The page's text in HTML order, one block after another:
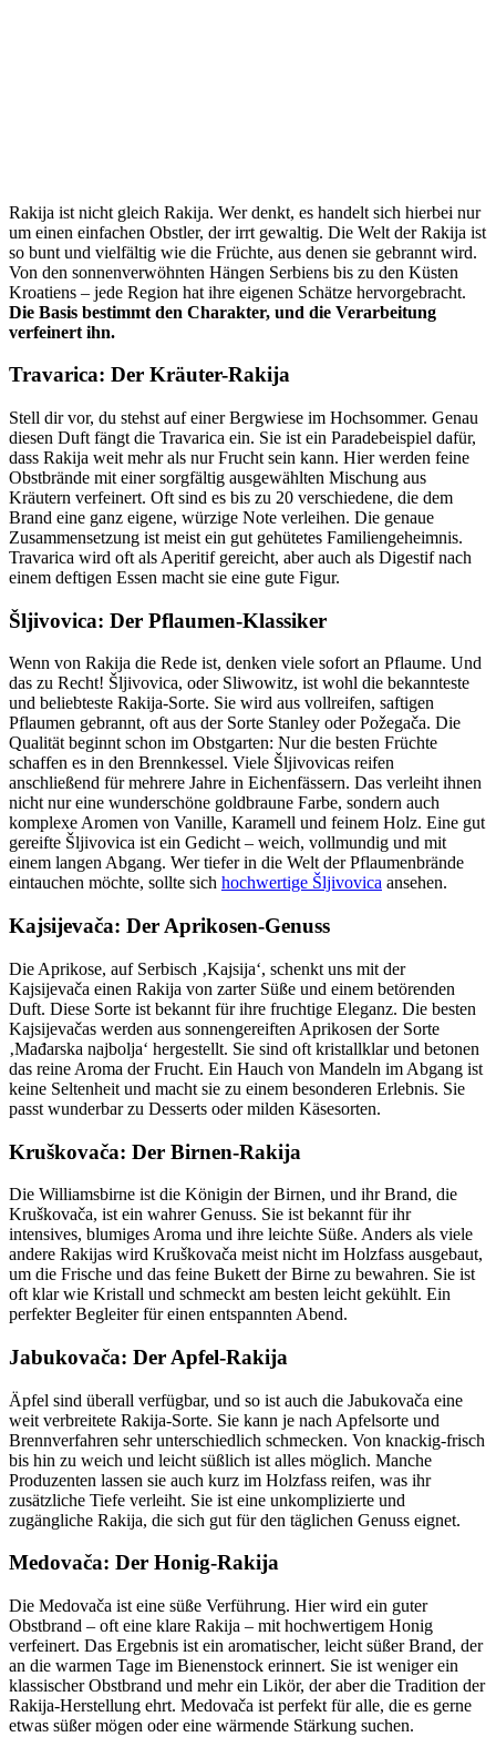
Rakija ist nicht gleich Rakija. Wer denkt, es handelt sich hierbei nur
um einen einfachen Obstler, der irrt gewaltig. Die Welt der Rakija ist
so bunt und vielfältig wie die Früchte, aus denen sie gebrannt wird.
Von den sonnenverwöhnten Hängen Serbiens bis zu den Küsten
Kroatiens – jede Region hat ihre eigenen Schätze hervorgebracht.
Die Basis bestimmt den Charakter, und die Verarbeitung
verfeinert ihn.
Travarica: Der Kräuter-Rakija
Stell dir vor, du stehst auf einer Bergwiese im Hochsommer. Genau
diesen Duft fängt die Travarica ein. Sie ist ein Paradebeispiel dafür,
dass Rakija weit mehr als nur Frucht sein kann. Hier werden feine
Obstbrände mit einer sorgfältig ausgewählten Mischung aus
Kräutern verfeinert. Oft sind es bis zu 20 verschiedene, die dem
Brand eine ganz eigene, würzige Note verleihen. Die genaue
Zusammensetzung ist meist ein gut gehütetes Familiengeheimnis.
Travarica wird oft als Aperitif gereicht, aber auch als Digestif nach
einem deftigen Essen macht sie eine gute Figur.
Šljivovica: Der Pflaumen-Klassiker
Wenn von Rakija die Rede ist, denken viele sofort an Pflaume. Und
das zu Recht! Šljivovica, oder Sliwowitz, ist wohl die bekannteste
und beliebteste Rakija-Sorte. Sie wird aus vollreifen, saftigen
Pflaumen gebrannt, oft aus der Sorte Stanley oder Požegača. Die
Qualität beginnt schon im Obstgarten: Nur die besten Früchte
schaffen es in den Brennkessel. Viele Šljivovicas reifen
anschließend für mehrere Jahre in Eichenfässern. Das verleiht ihnen
nicht nur eine wunderschöne goldbraune Farbe, sondern auch
komplexe Aromen von Vanille, Karamell und feinem Holz. Eine gut
gereifte Šljivovica ist ein Gedicht – weich, vollmundig und mit
einem langen Abgang. Wer tiefer in die Welt der Pflaumenbrände
eintauchen möchte, sollte sich hochwertige Šljivovica ansehen.
Kajsijevača: Der Aprikosen-Genuss
Die Aprikose, auf Serbisch ‚Kajsija‘, schenkt uns mit der
Kajsijevača einen Rakija von zarter Süße und einem betörenden
Duft. Diese Sorte ist bekannt für ihre fruchtige Eleganz. Die besten
Kajsijevačas werden aus sonnengereiften Aprikosen der Sorte
‚Mađarska najbolja‘ hergestellt. Sie sind oft kristallklar und betonen
das reine Aroma der Frucht. Ein Hauch von Mandeln im Abgang ist
keine Seltenheit und macht sie zu einem besonderen Erlebnis. Sie
passt wunderbar zu Desserts oder milden Käsesorten.
Kruškovača: Der Birnen-Rakija
Die Williamsbirne ist die Königin der Birnen, und ihr Brand, die
Kruškovača, ist ein wahrer Genuss. Sie ist bekannt für ihr
intensives, blumiges Aroma und ihre leichte Süße. Anders als viele
andere Rakijas wird Kruškovača meist nicht im Holzfass ausgebaut,
um die Frische und das feine Bukett der Birne zu bewahren. Sie ist
oft klar wie Kristall und schmeckt am besten leicht gekühlt. Ein
perfekter Begleiter für einen entspannten Abend.
Jabukovača: Der Apfel-Rakija
Äpfel sind überall verfügbar, und so ist auch die Jabukovača eine
weit verbreitete Rakija-Sorte. Sie kann je nach Apfelsorte und
Brennverfahren sehr unterschiedlich schmecken. Von knackig-frisch
bis hin zu weich und leicht süßlich ist alles möglich. Manche
Produzenten lassen sie auch kurz im Holzfass reifen, was ihr
zusätzliche Tiefe verleiht. Sie ist eine unkomplizierte und
zugängliche Rakija, die sich gut für den täglichen Genuss eignet.
Medovača: Der Honig-Rakija
Die Medovača ist eine süße Verführung. Hier wird ein guter
Obstbrand – oft eine klare Rakija – mit hochwertigem Honig
verfeinert. Das Ergebnis ist ein aromatischer, leicht süßer Brand, der
an die warmen Tage im Bienenstock erinnert. Sie ist weniger ein
klassischer Obstbrand und mehr ein Likör, der aber die Tradition der
Rakija-Herstellung ehrt. Medovača ist perfekt für alle, die es gerne
etwas süßer mögen oder eine wärmende Stärkung suchen.